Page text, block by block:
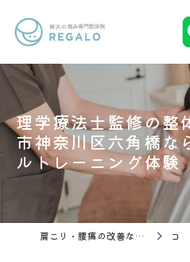
理学療法士監修の整
市神奈川区六角橋な
ルトレーニング体験
肩こり・腰痛の改善なら理学療法 整体院Regalo（横浜市神奈川区白楽駅） コラム